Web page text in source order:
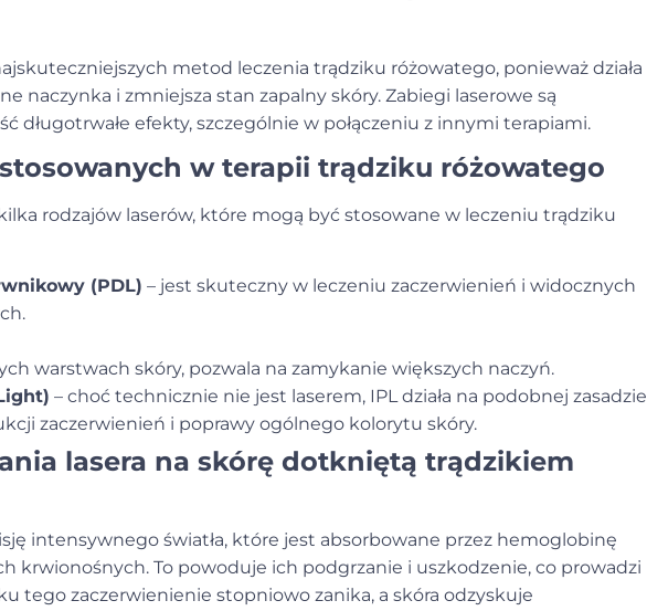
metod leczenia trądziku różowatego, ponieważ działa
naczynka i zmniejsza stan zapalny skóry. Zabiegi laserowe są
długotrwałe efekty, szczególnie w połączeniu z innymi terapiami.
w terapii trądziku różowatego
rodzajów laserów, które mogą być stosowane w leczeniu trądziku
(PDL) – jest skuteczny w leczeniu zaczerwienień i widocznych
warstwach skóry, pozwala na zamykanie większych naczyń.
– choć technicznie nie jest laserem, IPL działa na podobnej zasadzie
zaczerwienień i poprawy ogólnego kolorytu skóry.
lasera na skórę dotkniętą trądzikiem
intensywnego światła, które jest absorbowane przez hemoglobinę
krwionośnych. To powoduje ich podgrzanie i uszkodzenie, co prowadzi
tego zaczerwienienie stopniowo zanika, a skóra odzyskuje